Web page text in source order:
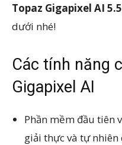
Topaz Gigapixel AI
dưới nhé!
Các tính năng
Gigapixel AI
Phần mềm đầu tiên
giải thực và tự nhiên